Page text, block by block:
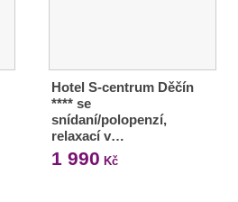
Hotel S-centrum Děčín
**** se
snídaní/polopenzí,
relaxací v…
1 990 Kč